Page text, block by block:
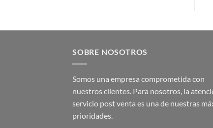
SOBRE NOSOTROS
Somos una empresa comprometida con
nuestros clientes. Para nosotros, la
servicio post venta es una de nuestras
prioridades.